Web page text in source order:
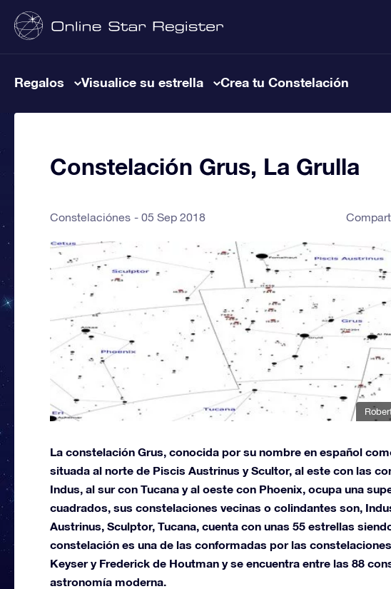
Regalos Visualice su estrella Crea tu Constelación
Constelación Grus, La Grulla
Constelaciónes 05 Sep 2018
La constelación Grus, conocida por su nombre en español
situada al norte de Piscis Austrinus y Scultor, al este con las
Indus, al sur con Tucana y al oeste con Phoenix, ocupa una
cuadrados, sus constelaciones vecinas o colindantes son,
Austrinus, Sculptor, Tucana, cuenta con unas 55 estrellas
constelación es una de las conformadas por las
Keyser y Frederick de Houtman y se encuentra entre las 88
astronomía moderna.